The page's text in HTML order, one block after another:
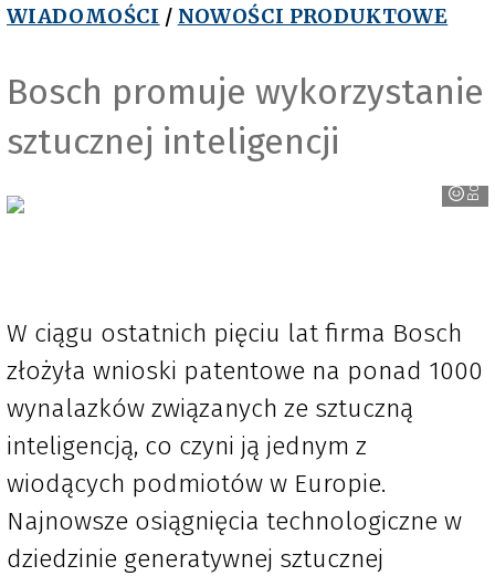
WIADOMOŚCI / NOWOŚCI PRODUKTOWE
Bosch promuje wykorzystanie
sztucznej inteligencji
Bosch
W ciągu ostatnich pięciu lat firma Bosch
złożyła wnioski patentowe na ponad 1000
wynalazków związanych ze sztuczną
inteligencją, co czyni ją jednym z
wiodących podmiotów w Europie.
Najnowsze osiągnięcia technologiczne w
dziedzinie generatywnej sztucznej